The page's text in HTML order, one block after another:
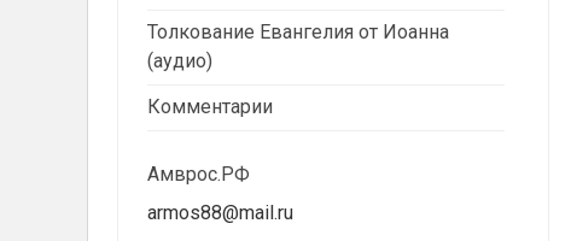
Толкование Евангелия от Иоанна
(аудио)
Комментарии
Амврос.РФ
armos88@mail.ru